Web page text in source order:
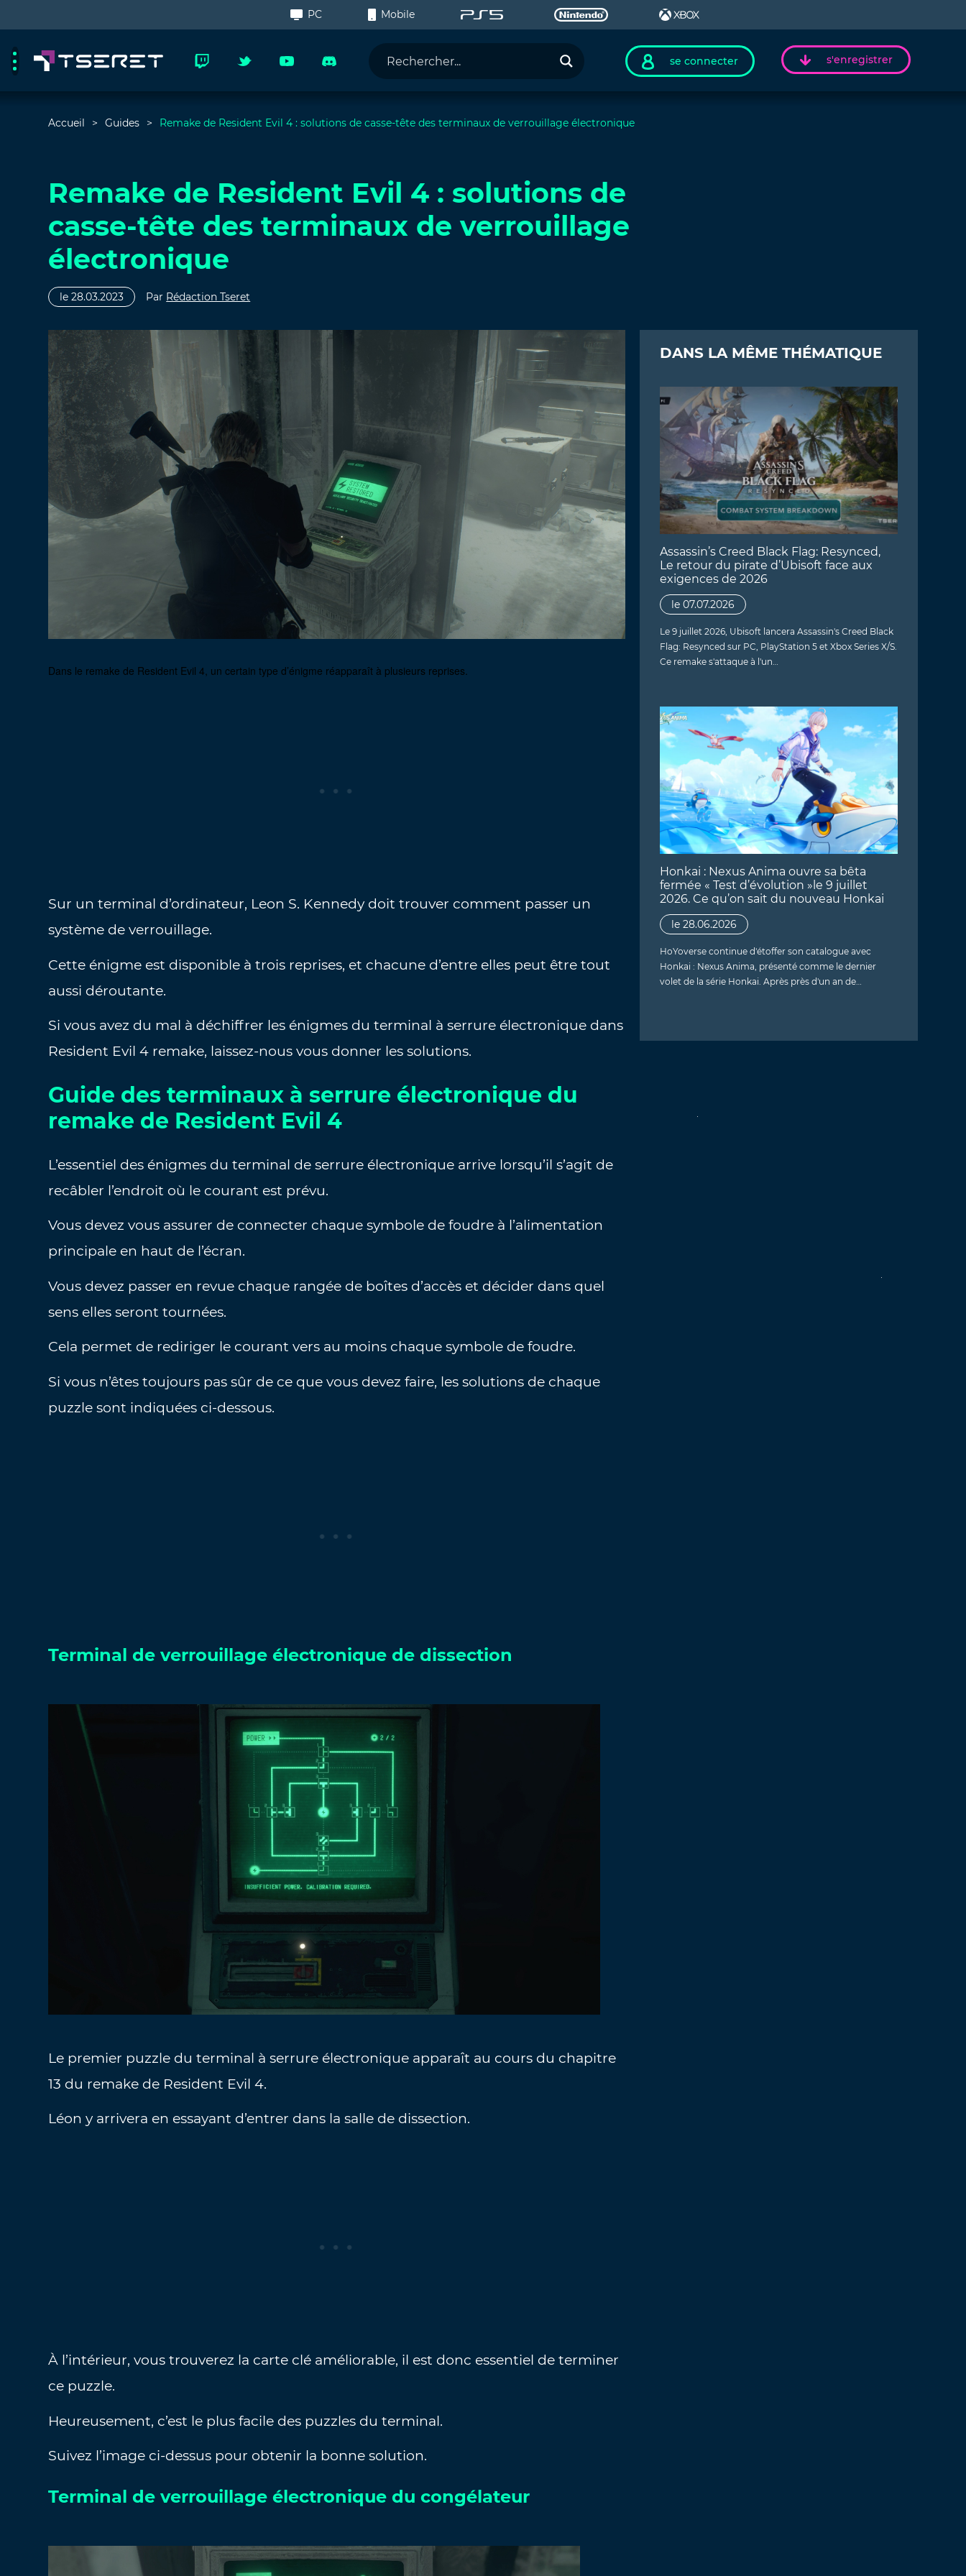
PC Mobile
se connecter s'enregistrer
Accueil Guides Remake de Resident Evil 4 : solutions de casse-tête des terminaux de verrouillage électronique
Remake de Resident Evil 4 : solutions de
casse-tête des terminaux de verrouillage
électronique
le 28.03.2023 Par Rédaction Tseret
Dans le remake de Resident Evil 4, un certain type d’énigme réapparaît à plusieurs reprises.
Sur un terminal d’ordinateur, Leon S. Kennedy doit trouver comment passer un
système de verrouillage.
Cette énigme est disponible à trois reprises, et chacune d’entre elles peut être tout
aussi déroutante.
Si vous avez du mal à déchiffrer les énigmes du terminal à serrure électronique dans
Resident Evil 4 remake, laissez-nous vous donner les solutions.
Guide des terminaux à serrure électronique du
remake de Resident Evil 4
L’essentiel des énigmes du terminal de serrure électronique arrive lorsqu’il s’agit de
recâbler l’endroit où le courant est prévu.
Vous devez vous assurer de connecter chaque symbole de foudre à l’alimentation
principale en haut de l’écran.
Vous devez passer en revue chaque rangée de boîtes d’accès et décider dans quel
sens elles seront tournées.
Cela permet de rediriger le courant vers au moins chaque symbole de foudre.
Si vous n’êtes toujours pas sûr de ce que vous devez faire, les solutions de chaque
puzzle sont indiquées ci-dessous.
Terminal de verrouillage électronique de dissection
Le premier puzzle du terminal à serrure électronique apparaît au cours du chapitre
13 du remake de Resident Evil 4.
Léon y arrivera en essayant d’entrer dans la salle de dissection.
À l’intérieur, vous trouverez la carte clé améliorable, il est donc essentiel de terminer
ce puzzle.
Heureusement, c’est le plus facile des puzzles du terminal.
Suivez l’image ci-dessus pour obtenir la bonne solution.
Terminal de verrouillage électronique du congélateur
DANS LA MÊME THÉMATIQUE
Assassin’s Creed Black Flag: Resynced,
Le retour du pirate d’Ubisoft face aux
exigences de 2026
le 07.07.2026
Le 9 juillet 2026, Ubisoft lancera Assassin's Creed Black
Flag: Resynced sur PC, PlayStation 5 et Xbox Series X/S.
Ce remake s'attaque à l'un…
Honkai : Nexus Anima ouvre sa bêta
fermée « Test d’évolution »le 9 juillet
2026. Ce qu’on sait du nouveau Honkai
le 28.06.2026
HoYoverse continue d'étoffer son catalogue avec
Honkai : Nexus Anima, présenté comme le dernier
volet de la série Honkai. Après près d'un an de…